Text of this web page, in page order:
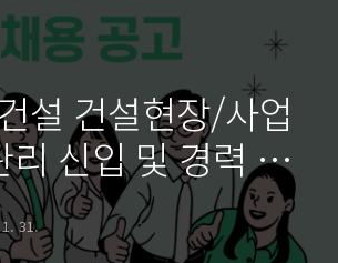
설 건설현장/사업
리 신입 및 경력 채
31.